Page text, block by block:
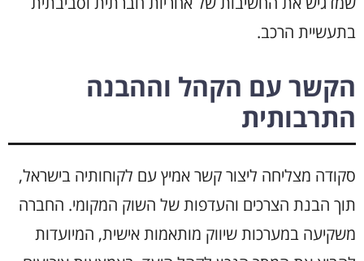
בתעשיית הרכב.
הקשר עם הקהל וההבנה
התרבותית
סקודה מצליחה ליצור קשר אמיץ עם לקוחותיה בישראל,
תוך הבנת הצרכים והעדפות של השוק המקומי. החברה
משקיעה במערכות שיווק מותאמות אישית, המיועדות